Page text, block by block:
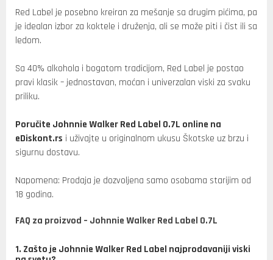
Red Label je posebno kreiran za mešanje sa drugim pićima, pa
je idealan izbor za koktele i druženja, ali se može piti i čist ili sa
ledom.
Sa 40% alkohola i bogatom tradicijom, Red Label je postao
pravi klasik – jednostavan, moćan i univerzalan viski za svaku
priliku.
Poručite Johnnie Walker Red Label 0.7L online na
eDiskont.rs i uživajte u originalnom ukusu Škotske uz brzu i
sigurnu dostavu.
Napomena: Prodaja je dozvoljena samo osobama starijim od
18 godina.
FAQ za proizvod – Johnnie Walker Red Label 0.7L
1. Zašto je Johnnie Walker Red Label najprodavaniji viski